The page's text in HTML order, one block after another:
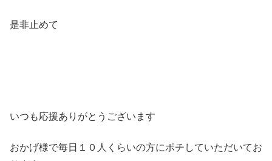
是非止めて
いつも応援ありがとうございます
おかげ様で毎日１０人くらいの方にポチしていただいてお